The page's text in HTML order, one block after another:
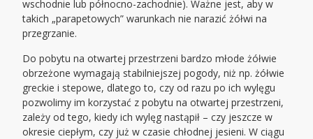
wschodnie lub północno-zachodnie). Ważne jest, aby w
takich „parapetowych” warunkach nie narazić żółwi na
przegrzanie.
Do pobytu na otwartej przestrzeni bardzo młode żółwie
obrzeżone wymagają stabilniejszej pogody, niż np. żółwie
greckie i stepowe, dlatego to, czy od razu po ich wylęgu
pozwolimy im korzystać z pobytu na otwartej przestrzeni,
zależy od tego, kiedy ich wylęg nastąpił – czy jeszcze w
okresie ciepłym, czy już w czasie chłodnej jesieni. W ciągu